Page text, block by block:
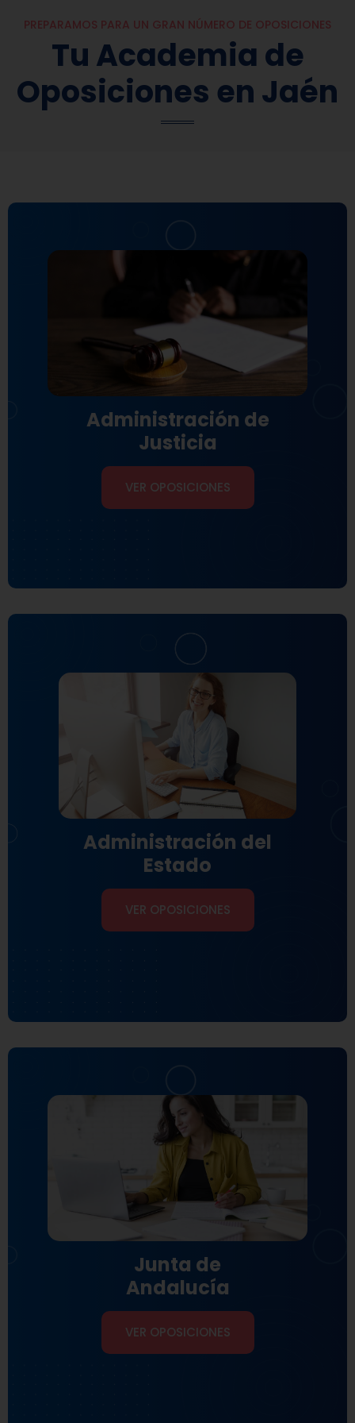
PREPARAMOS PARA UN GRAN NÚMERO DE OPOSICIONES
Tu Academia de
Oposiciones en Jaén
Administración de
Justicia
VER OPOSICIONES
Administración del
Estado
VER OPOSICIONES
Junta de
Andalucía
VER OPOSICIONES